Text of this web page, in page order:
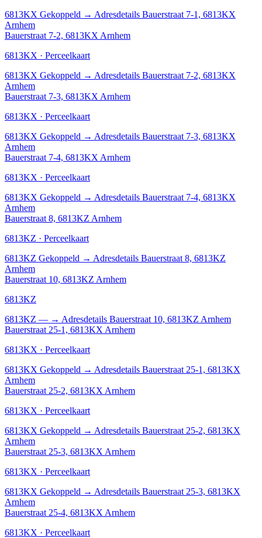
6813KX Gekoppeld → Adresdetails Bauerstraat 7-1, 6813KX
Arnhem
Bauerstraat 7-2, 6813KX Arnhem
6813KX · Perceelkaart
6813KX Gekoppeld → Adresdetails Bauerstraat 7-2, 6813KX
Arnhem
Bauerstraat 7-3, 6813KX Arnhem
6813KX · Perceelkaart
6813KX Gekoppeld → Adresdetails Bauerstraat 7-3, 6813KX
Arnhem
Bauerstraat 7-4, 6813KX Arnhem
6813KX · Perceelkaart
6813KX Gekoppeld → Adresdetails Bauerstraat 7-4, 6813KX
Arnhem
Bauerstraat 8, 6813KZ Arnhem
6813KZ · Perceelkaart
6813KZ Gekoppeld → Adresdetails Bauerstraat 8, 6813KZ
Arnhem
Bauerstraat 10, 6813KZ Arnhem
6813KZ
6813KZ — → Adresdetails Bauerstraat 10, 6813KZ Arnhem
Bauerstraat 25-1, 6813KX Arnhem
6813KX · Perceelkaart
6813KX Gekoppeld → Adresdetails Bauerstraat 25-1, 6813KX
Arnhem
Bauerstraat 25-2, 6813KX Arnhem
6813KX · Perceelkaart
6813KX Gekoppeld → Adresdetails Bauerstraat 25-2, 6813KX
Arnhem
Bauerstraat 25-3, 6813KX Arnhem
6813KX · Perceelkaart
6813KX Gekoppeld → Adresdetails Bauerstraat 25-3, 6813KX
Arnhem
Bauerstraat 25-4, 6813KX Arnhem
6813KX · Perceelkaart